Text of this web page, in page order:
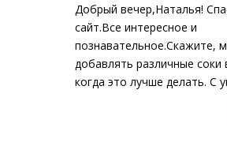
Добрый вечер,Наталья!
сайт.Все интересное и
познавательное.Скажите,
добавлять различные соки
когда это лучше делать. С